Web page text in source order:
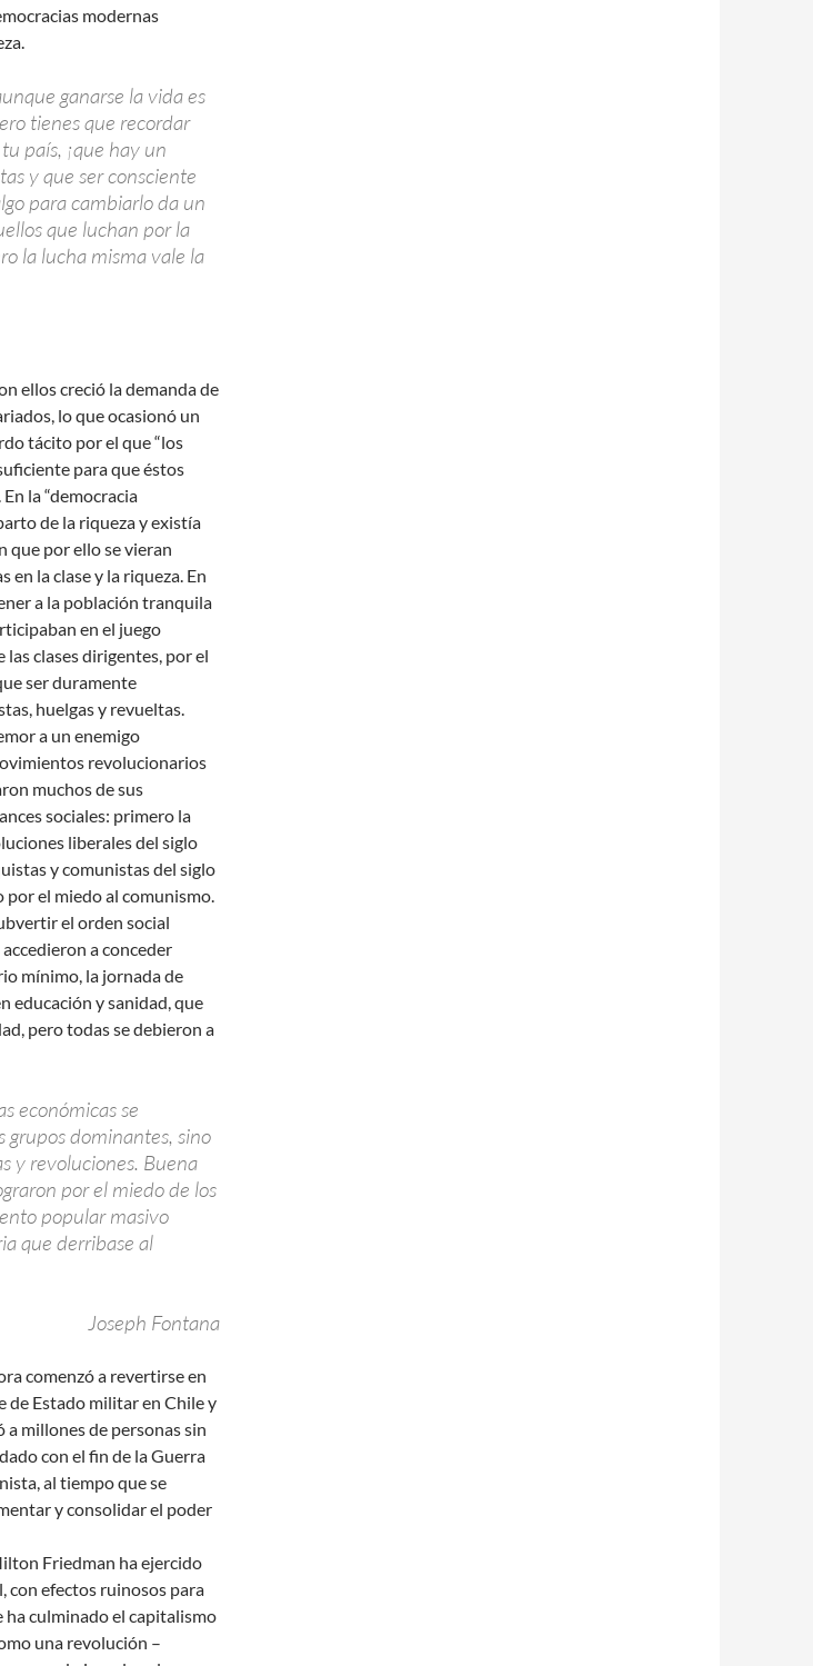
modernas
ganarse la vida es
tienes que recordar
país, ¡que hay un
y que ser consciente
para cambiarlo da un
que luchan por la
la lucha misma vale la
ellos creció la demanda de
lo que ocasionó un
tácito por el que “los
para que éstos
la “democracia
de la riqueza y existía
que por ello se vieran
en la clase y la riqueza. En
a la población tranquila
en el juego
clases dirigentes, por el
ser duramente
huelgas y revueltas.
a un enemigo
revolucionarios
muchos de sus
sociales: primero la
liberales del siglo
y comunistas del siglo
por el miedo al comunismo.
el orden social
a conceder
mínimo, la jornada de
educación y sanidad, que
pero todas se debieron a
económicas se
grupos dominantes, sino
y revoluciones. Buena
por el miedo de los
popular masivo
que derribase al
Joseph Fontana
comenzó a revertirse en
de Estado militar en Chile y
a millones de personas sin
con el fin de la Guerra
al tiempo que se
y consolidar el poder
Friedman ha ejercido
con efectos ruinosos para
ha culminado el capitalismo
una revolución –